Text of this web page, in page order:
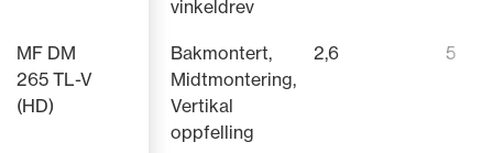
vinkeldrev
Bakmontert,
Midtmontering,
Vertikal
oppfelling
2,6 5
MF DM
265 TL-V
(HD)